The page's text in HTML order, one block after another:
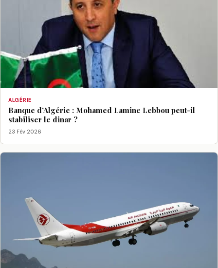
ALGÉRIE
Banque d’Algérie : Mohamed Lamine Lebbou peut-il
stabiliser le dinar ?
23 Fév 2026